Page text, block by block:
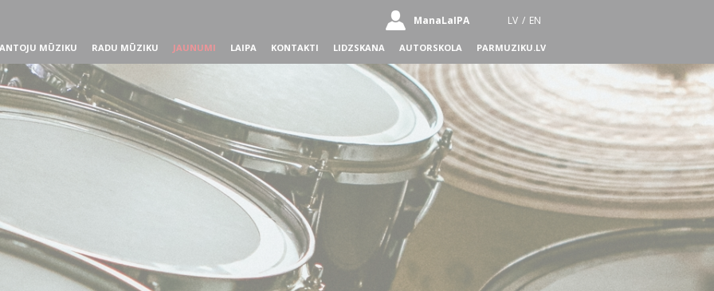
ManaLaIPA LV / EN
MŪZIKU RADU MŪZIKU JAUNUMI LAIPA KONTAKTI LIDZSKANA AUTORSKOLA PARMUZIKU.LV